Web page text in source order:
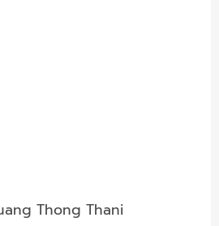
Thong Thani